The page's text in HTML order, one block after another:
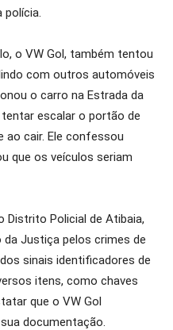
polícia.
o VW Gol, também tentou
com outros automóveis
o carro na Estrada da
escalar o portão de
ao cair. Ele confessou
que os veículos seriam
Policial de Atibaia,
Justiça pelos crimes de
sinais identificadores de
itens, como chaves
que o VW Gol
documentação.